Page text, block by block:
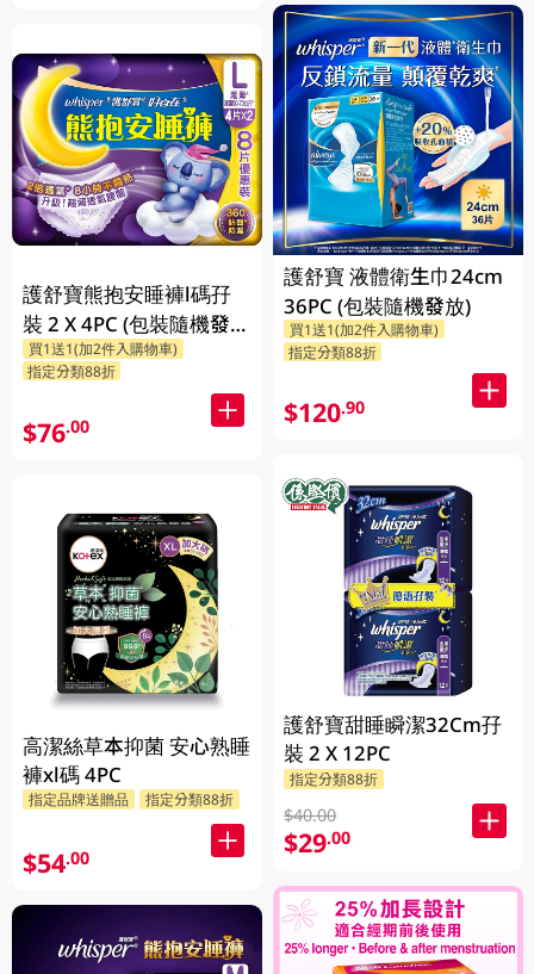
護舒寶熊抱安睡褲l碼孖
裝 2 X 4PC (包裝隨機發
放)
買1送1(加2件入購物車)
指定分類88折
$76.00
高潔絲草本抑菌 安心熟睡
褲xl碼 4PC
指定品牌送贈品 指定分類88折
$54.00
護舒寶 液體衛生巾24cm
36PC (包裝隨機發放)
買1送1(加2件入購物車)
指定分類88折
$120.90
護舒寶甜睡瞬潔32Cm孖
裝 2 X 12PC
指定分類88折
$40.00
$29.00